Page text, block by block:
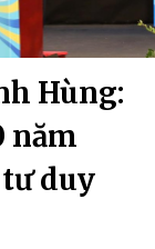
Hùng:
năm
duy